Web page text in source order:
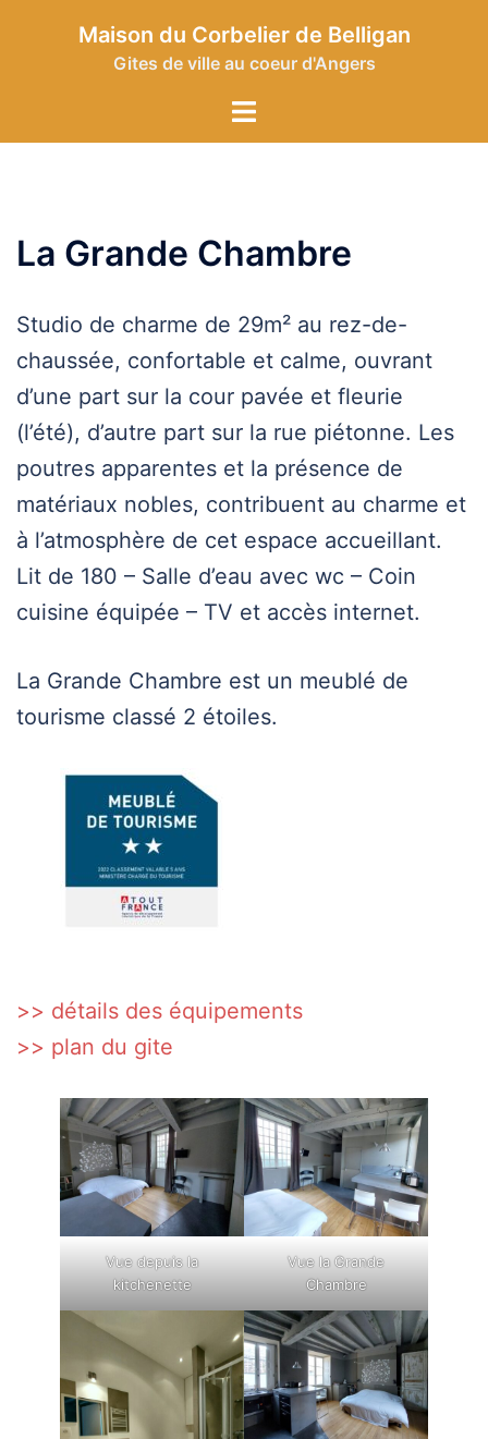
Maison du Corbelier de Belligan
Gites de ville au coeur d'Angers
Toggle
La Grande Chambre
Studio de charme de 29m² au rez-de-
chaussée, confortable et calme, ouvrant
d’une part sur la cour pavée et fleurie
(l’été), d’autre part sur la rue piétonne. Les
poutres apparentes et la présence de
matériaux nobles, contribuent au charme et
à l’atmosphère de cet espace accueillant.
Lit de 180 – Salle d’eau avec wc – Coin
cuisine équipée – TV et accès internet.
La Grande Chambre est un meublé de
tourisme classé 2 étoiles.
>> détails des équipements
>> plan du gite
Vue depuis la
kitchenette
Vue la Grande
Chambre